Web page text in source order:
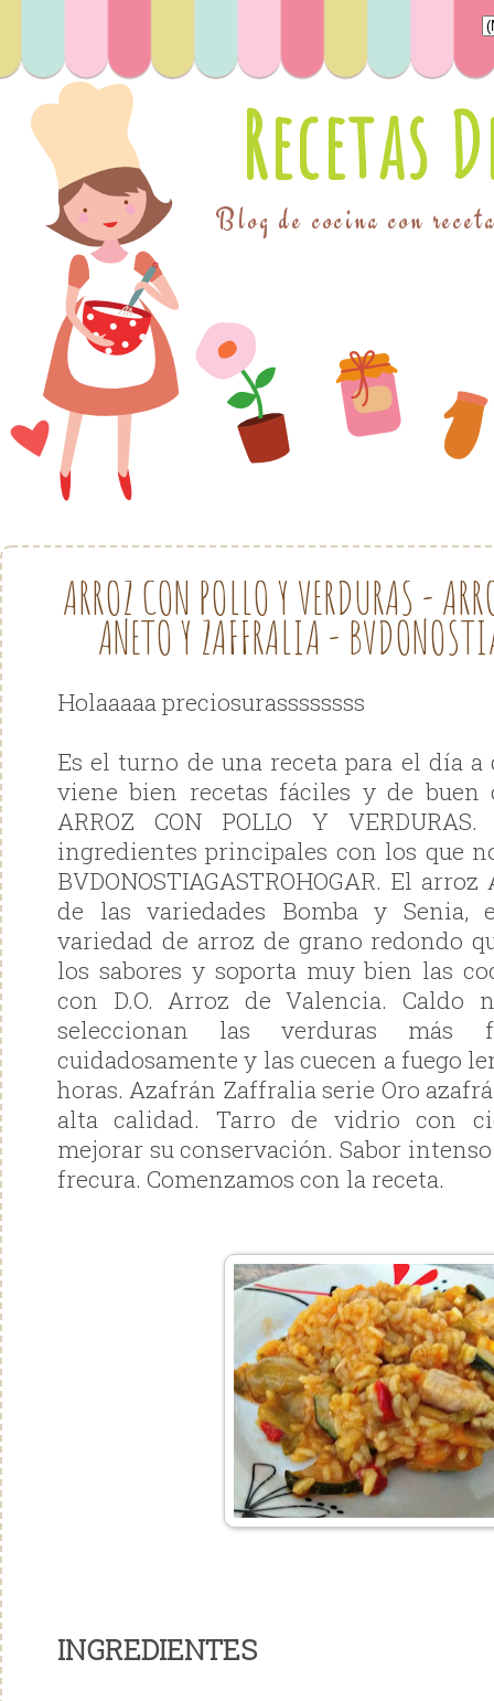
Recetas
Blog de cocina con
ARROZ CON POLLO Y VERDURAS -
ANETO Y ZAFFRALIA -
Holaaaaa preciosurassssssss
Es el turno de una receta para el día
viene bien recetas fáciles y de buen
ARROZ CON POLLO Y
ingredientes principales con los que
BVDONOSTIAGASTROHOGAR. El
de las variedades Bomba y Senia,
variedad de arroz de grano redondo
los sabores y soporta muy bien las
con D.O. Arroz de Valencia. Caldo
seleccionan las verduras más
cuidadosamente y las cuecen a fuego
horas. Azafrán Zaffralia serie Oro
alta calidad. Tarro de vidrio con
mejorar su conservación. Sabor
frecura. Comenzamos con la receta.
INGREDIENTES